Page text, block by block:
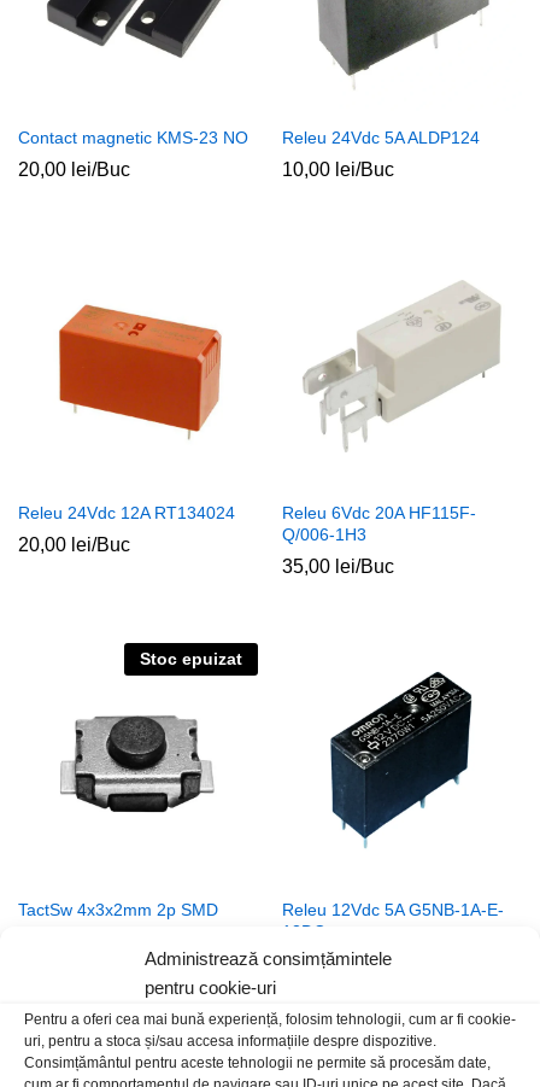
Administrează consimțămintele
pentru cookie-uri
Pentru a oferi cea mai bună experiență, folosim tehnologii, cum ar fi cookie-
uri, pentru a stoca și/sau accesa informațiile despre dispozitive.
Consimțământul pentru aceste tehnologii ne permite să procesăm date,
Contact magnetic KMS-23 NO
20,00 lei/Buc
Releu 24Vdc 5A ALDP124
10,00 lei/Buc
Releu 24Vdc 12A RT134024
20,00 lei/Buc
Releu 6Vdc 20A HF115F-
Q/006-1H3
35,00 lei/Buc
Stoc epuizat
TactSw 4x3x2mm 2p SMD
Releu 12Vdc 5A G5NB-1A-E-
12DC
15,00lei/Buc